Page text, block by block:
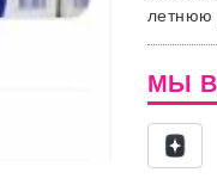
летнюю
МЫ В